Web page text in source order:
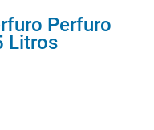
Perfuro
Litros